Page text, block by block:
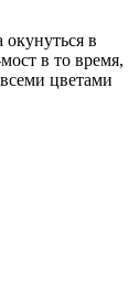
в
в то время,
цветами